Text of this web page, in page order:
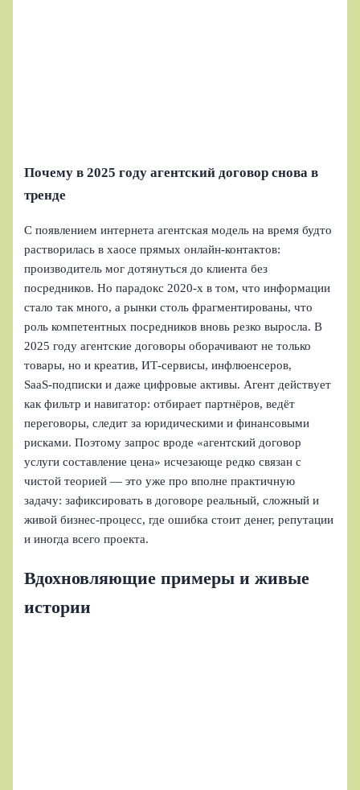
Почему в 2025 году агентский договор снова в
тренде
С появлением интернета агентская модель на время будто
растворилась в хаосе прямых онлайн‑контактов:
производитель мог дотянуться до клиента без
посредников. Но парадокс 2020‑х в том, что информации
стало так много, а рынки столь фрагментированы, что
роль компетентных посредников вновь резко выросла. В
2025 году агентские договоры оборачивают не только
товары, но и креатив, ИТ‑сервисы, инфлюенсеров,
SaaS‑подписки и даже цифровые активы. Агент действует
как фильтр и навигатор: отбирает партнёров, ведёт
переговоры, следит за юридическими и финансовыми
рисками. Поэтому запрос вроде «агентский договор
услуги составление цена» исчезающе редко связан с
чистой теорией — это уже про вполне практичную
задачу: зафиксировать в договоре реальный, сложный и
живой бизнес‑процесс, где ошибка стоит денег, репутации
и иногда всего проекта.
Вдохновляющие примеры и живые
истории